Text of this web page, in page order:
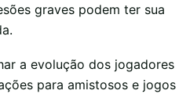
graves podem ter sua
a evolução dos jogadores
para amistosos e jogos